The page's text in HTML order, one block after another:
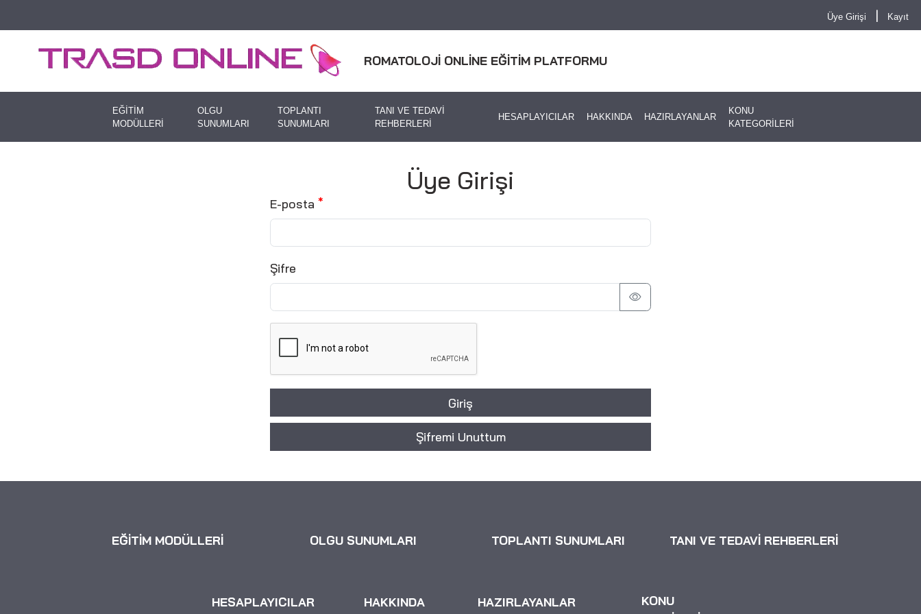
Üye Girişi | Kayıt
ROMATOLOJİ ONLİNE EĞİTİM PLATFORMU
EĞİTİM
MODÜLLERİ
OLGU
SUNUMLARI
TOPLANTI
SUNUMLARI
TANI VE TEDAVİ
REHBERLERİ
HESAPLAYICILAR HAKKINDA HAZIRLAYANLAR
KONU
KATEGORİLERİ
Üye Girişi
E-posta
Şifre
Giriş
Şifremi Unuttum
EĞİTİM MODÜLLERİ OLGU SUNUMLARI TOPLANTI SUNUMLARI TANI VE TEDAVİ REHBERLERİ
HESAPLAYICILAR HAKKINDA HAZIRLAYANLAR
KONU